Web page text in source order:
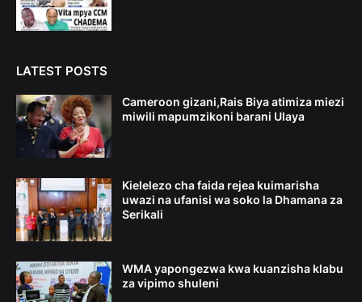
LATEST POSTS
Cameroon gizani,Rais Biya atimiza miezi
miwili mapumzikoni barani Ulaya
Kielelezo cha faida rejea kuimarisha
uwazi na ufanisi wa soko la Dhamana za
Serikali
WMA yapongezwa kwa kuanzisha klabu
za vipimo shuleni